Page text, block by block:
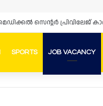
SPORTS JOB VACANCY